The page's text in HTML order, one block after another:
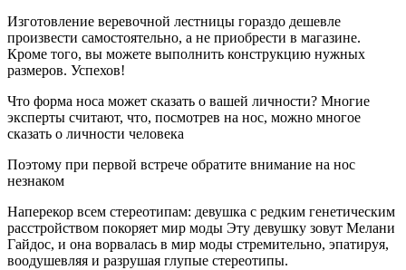
Изготовление веревочной лестницы гораздо дешевле
произвести самостоятельно, а не приобрести в магазине.
Кроме того, вы можете выполнить конструкцию нужных
размеров. Успехов!
Что форма носа может сказать о вашей личности? Многие
эксперты считают, что, посмотрев на нос, можно многое
сказать о личности человека
Поэтому при первой встрече обратите внимание на нос
незнаком
Наперекор всем стереотипам: девушка с редким генетическим
расстройством покоряет мир моды Эту девушку зовут Мелани
Гайдос, и она ворвалась в мир моды стремительно, эпатируя,
воодушевляя и разрушая глупые стереотипы.